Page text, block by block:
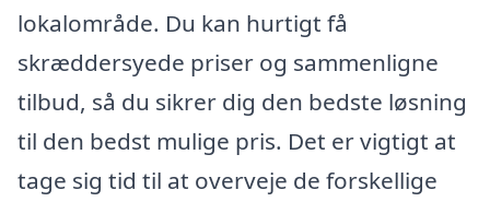
lokalområde. Du kan hurtigt få
skræddersyede priser og sammenligne
tilbud, så du sikrer dig den bedste løsning
til den bedst mulige pris. Det er vigtigt at
tage sig tid til at overveje de forskellige